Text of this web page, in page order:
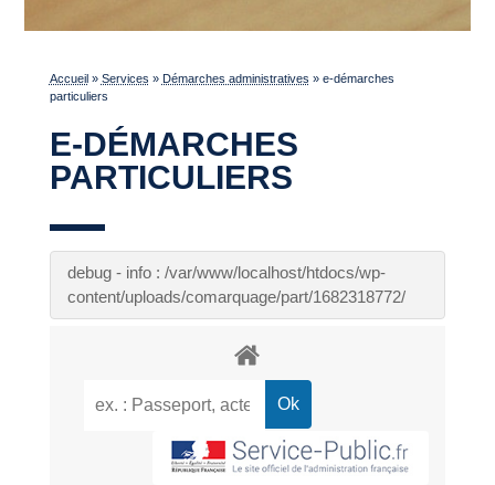
Accueil » Services » Démarches administratives » e-démarches
particuliers
E-DÉMARCHES
PARTICULIERS
debug - info : /var/www/localhost/htdocs/wp-
content/uploads/comarquage/part/1682318772/